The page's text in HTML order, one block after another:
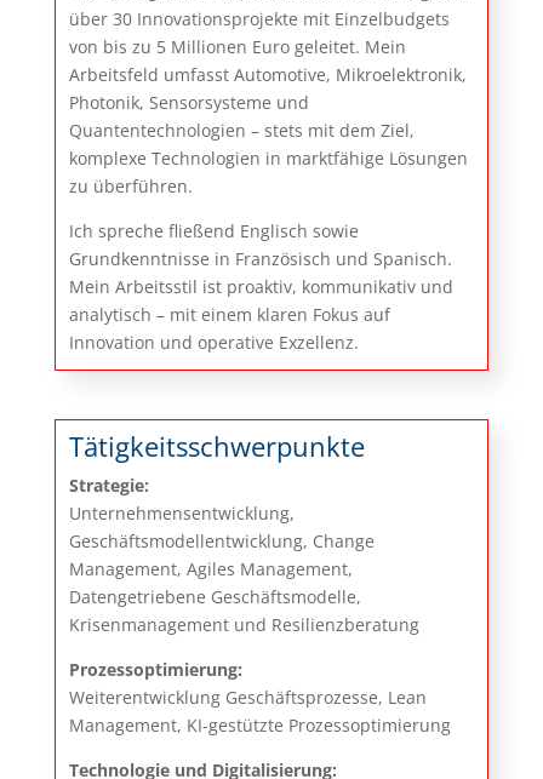
über 30 Innovationsprojekte mit Einzelbudgets
von bis zu 5 Millionen Euro geleitet. Mein
Arbeitsfeld umfasst Automotive, Mikroelektronik,
Photonik, Sensorsysteme und
Quantentechnologien – stets mit dem Ziel,
komplexe Technologien in marktfähige Lösungen
zu überführen.
Ich spreche fließend Englisch sowie
Grundkenntnisse in Französisch und Spanisch.
Mein Arbeitsstil ist proaktiv, kommunikativ und
analytisch – mit einem klaren Fokus auf
Innovation und operative Exzellenz.
Tätigkeitsschwerpunkte
Strategie:
Unternehmensentwicklung,
Geschäftsmodellentwicklung, Change
Management, Agiles Management,
Datengetriebene Geschäftsmodelle,
Krisenmanagement und Resilienzberatung
Prozessoptimierung:
Weiterentwicklung Geschäftsprozesse, Lean
Management, KI-gestützte Prozessoptimierung
Technologie und Digitalisierung: